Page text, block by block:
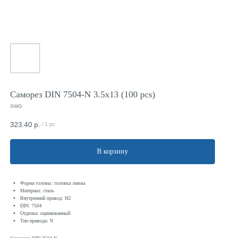
Саморез DIN 7504-N 3.5x13 (100 pcs)
SWG
323.40 р. / 1 pc
В корзину
Форма головы: головка линзы
Материал: сталь
Внутренний привод: H2
DIN: 7504
Отделка: оцинкованный
Тип привода: N